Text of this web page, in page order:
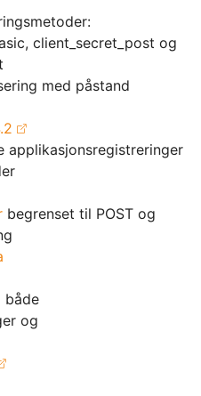
client_secret_post og
med påstand
applikasjonsregistreringer
begrenset til POST og
både
og